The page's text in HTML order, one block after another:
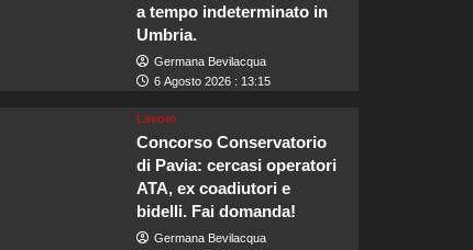
a tempo indeterminato in
Umbria.
Germana Bevilacqua
6 Agosto 2026 : 13:15
Lavoro
Concorso Conservatorio
di Pavia: cercasi operatori
ATA, ex coadiutori e
bidelli. Fai domanda!
Germana Bevilacqua